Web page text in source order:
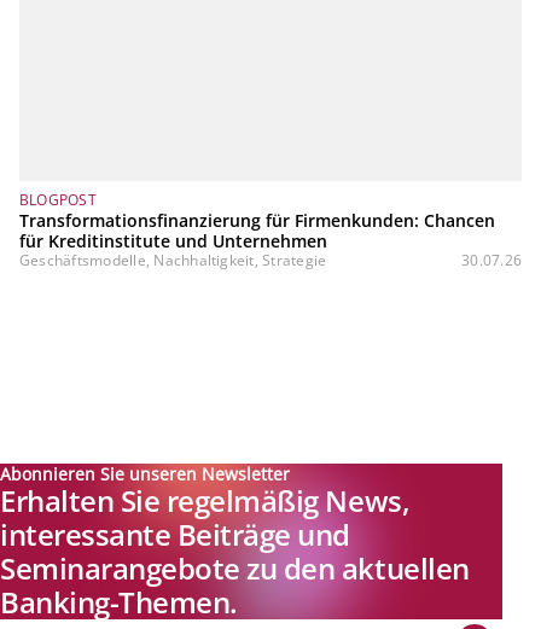
BLOGPOST
Transformationsfinanzierung für Firmenkunden: Chancen
für Kreditinstitute und Unternehmen
Geschäftsmodelle, Nachhaltigkeit, Strategie 30.07.26
Abonnieren Sie unseren Newsletter
Erhalten Sie regelmäßig News,
interessante Beiträge und
Seminarangebote zu den aktuellen
Banking-Themen.